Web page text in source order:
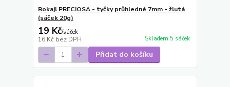
Rokajl PRECIOSA - tyčky průhledné 7mm - žlutá
(sáček 20g)
19 Kč/sáček
16 Kč bez DPH Skladem 5 sáček
Přidat do košíku